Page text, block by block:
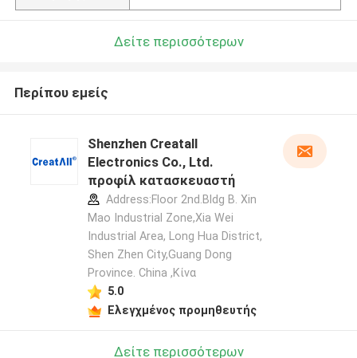
Αφήστε ένα μήνυμα
Δείτε περισσότερων
Περίπου εμείς
Shenzhen Creatall
Electronics Co., Ltd.
προφίλ κατασκευαστή
Address:Floor 2nd.Bldg B. Xin
Mao Industrial Zone,Xia Wei
Industrial Area, Long Hua District,
Shen Zhen City,Guang Dong
Province. China ,Κίνα
5.0
Ελεγχμένος προμηθευτής
Δείτε περισσότερων